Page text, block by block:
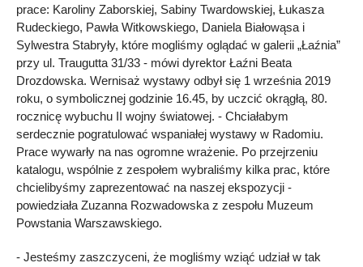
prace: Karoliny Zaborskiej, Sabiny Twardowskiej, Łukasza
Rudeckiego, Pawła Witkowskiego, Daniela Białowąsa i
Sylwestra Stabryły, które mogliśmy oglądać w galerii „Łaźnia”
przy ul. Traugutta 31/33 - mówi dyrektor Łaźni Beata
Drozdowska. Wernisaż wystawy odbył się 1 września 2019
roku, o symbolicznej godzinie 16.45, by uczcić okrągłą, 80.
rocznicę wybuchu II wojny światowej. - Chciałabym
serdecznie pogratulować wspaniałej wystawy w Radomiu.
Prace wywarły na nas ogromne wrażenie. Po przejrzeniu
katalogu, wspólnie z zespołem wybraliśmy kilka prac, które
chcielibyśmy zaprezentować na naszej ekspozycji -
powiedziała Zuzanna Rozwadowska z zespołu Muzeum
Powstania Warszawskiego.
- Jesteśmy zaszczyceni, że mogliśmy wziąć udział w tak